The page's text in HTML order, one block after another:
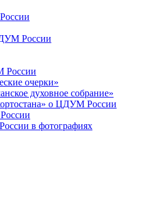
России
России
очерки»
духовное собрание»
о ЦДУМ России
в фотографиях